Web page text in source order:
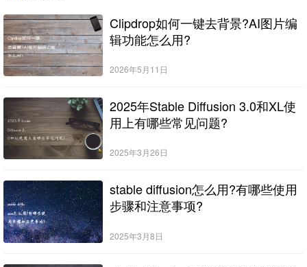
Clipdrop如何一键去背景?AI图片编
辑功能怎么用?
2026年5月11日
2025年Stable Diffusion 3.0和XL使
用上有哪些常见问题?
2025年3月26日
stable diffusion怎么用?有哪些使用
步骤和注意事项?
2025年3月8日